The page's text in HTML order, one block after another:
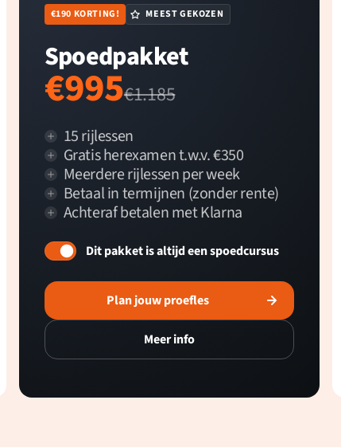
€190 KORTING! MEEST GEKOZEN
Spoedpakket
€995€1.185
15 rijlessen
Gratis herexamen t.w.v. €350
Meerdere rijlessen per week
Betaal in termijnen (zonder rente)
Achteraf betalen met Klarna
Dit pakket is altijd een spoedcursus
Plan jouw proefles
Meer info